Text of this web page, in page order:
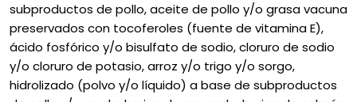
subproductos de pollo, aceite de pollo y/o grasa vacuna
preservados con tocoferoles (fuente de vitamina E),
ácido fosfórico y/o bisulfato de sodio, cloruro de sodio
y/o cloruro de potasio, arroz y/o trigo y/o sorgo,
hidrolizado (polvo y/o líquido) a base de subproductos